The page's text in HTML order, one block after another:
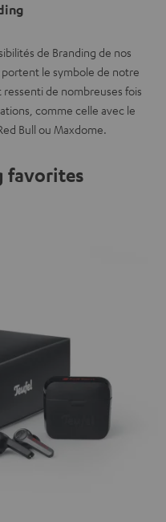
de Branding de nos
le symbole de notre
ressenti de nombreuses fois
comme celle avec le
Bull ou Maxdome.
favorites